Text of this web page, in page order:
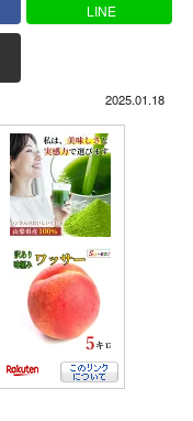
LINE
2025.01.18